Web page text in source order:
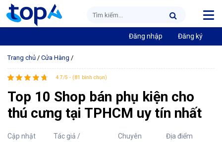
Đăng nhập Đăng ký
Trang chủ / Cửa Hàng /
4.7/5 - (81 bình chọn)
Top 10 Shop bán phụ kiện cho
thú cưng tại TPHCM uy tín nhất
Cập nhật
Tác giả /
Chuyên
Địa điểm